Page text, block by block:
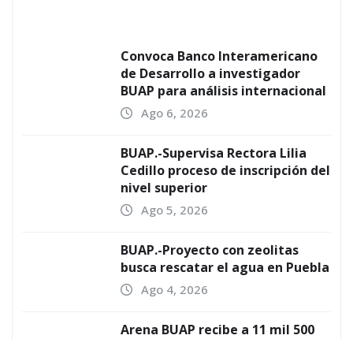
Convoca Banco Interamericano
de Desarrollo a investigador
BUAP para análisis internacional
Ago 6, 2026
BUAP.-Supervisa Rectora Lilia
Cedillo proceso de inscripción del
nivel superior
Ago 5, 2026
BUAP.-Proyecto con zeolitas
busca rescatar el agua en Puebla
Ago 4, 2026
Arena BUAP recibe a 11 mil 500